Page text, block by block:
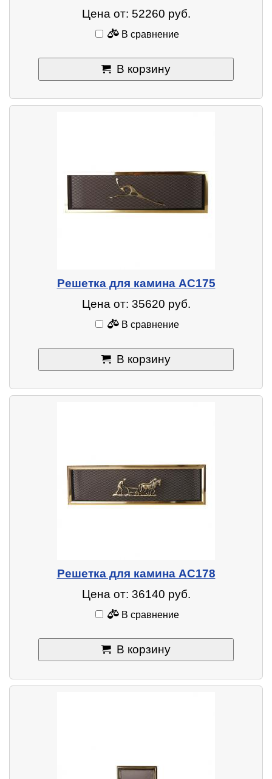
Цена от: 52260 руб.
В сравнение
В корзину
Решетка для камина AC175
Цена от: 35620 руб.
В сравнение
В корзину
Решетка для камина AC178
Цена от: 36140 руб.
В сравнение
В корзину